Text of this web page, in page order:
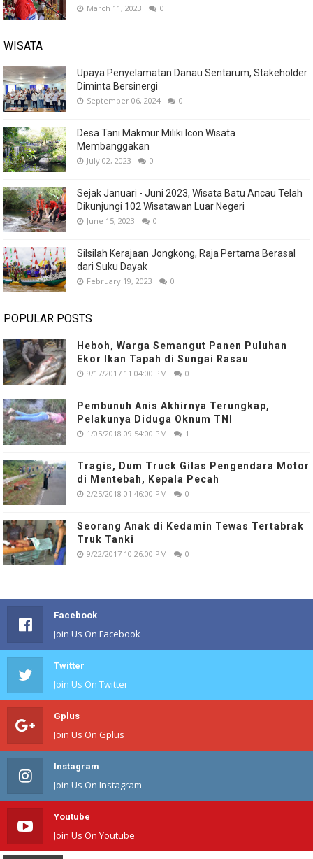
March 11, 2023 0
WISATA
Upaya Penyelamatan Danau Sentarum, Stakeholder
Diminta Bersinergi
September 06, 2024 0
Desa Tani Makmur Miliki Icon Wisata
Membanggakan
July 02, 2023 0
Sejak Januari - Juni 2023, Wisata Batu Ancau Telah
Dikunjungi 102 Wisatawan Luar Negeri
June 15, 2023 0
Silsilah Kerajaan Jongkong, Raja Pertama Berasal
dari Suku Dayak
February 19, 2023 0
POPULAR POSTS
Heboh, Warga Semangut Panen Puluhan
Ekor Ikan Tapah di Sungai Rasau
9/17/2017 11:04:00 PM 0
Pembunuh Anis Akhirnya Terungkap,
Pelakunya Diduga Oknum TNI
1/05/2018 09:54:00 PM 1
Tragis, Dum Truck Gilas Pengendara Motor
di Mentebah, Kepala Pecah
2/25/2018 01:46:00 PM 0
Seorang Anak di Kedamin Tewas Tertabrak
Truk Tanki
9/22/2017 10:26:00 PM 0
Facebook
Join Us On Facebook
Twitter
Join Us On Twitter
Gplus
Join Us On Gplus
Instagram
Join Us On Instagram
Youtube
Join Us On Youtube